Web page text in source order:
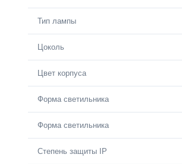
Тип лампы
Цоколь
Цвет корпуса
Форма светильника
Форма светильника
Степень защиты IP